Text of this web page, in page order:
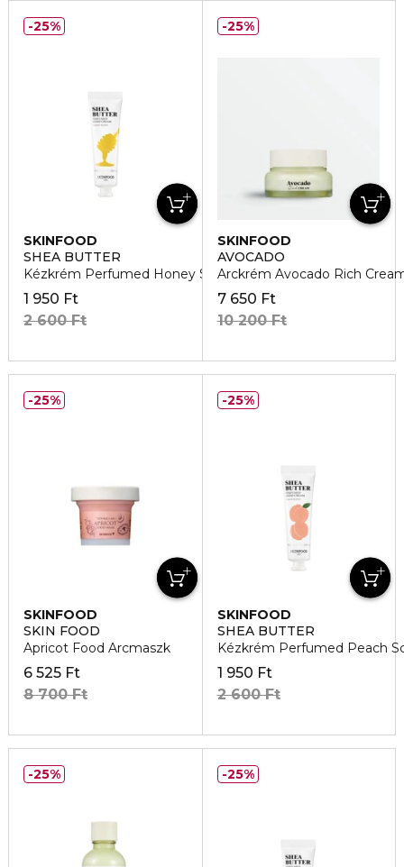
SKINFOOD
SHEA BUTTER
Kézkrém Perfumed Honey Scent
1 950 Ft
2 600 Ft
25%
SKINFOOD
AVOCADO
Arckrém Avocado Rich
7 650 Ft
10 200 Ft
25%
SKINFOOD
SKIN FOOD
Apricot Food Arcmaszk
6 525 Ft
8 700 Ft
25%
SKINFOOD
SHEA BUTTER
Kézkrém Perfumed Peach
1 950 Ft
2 600 Ft
25%
25% 25%